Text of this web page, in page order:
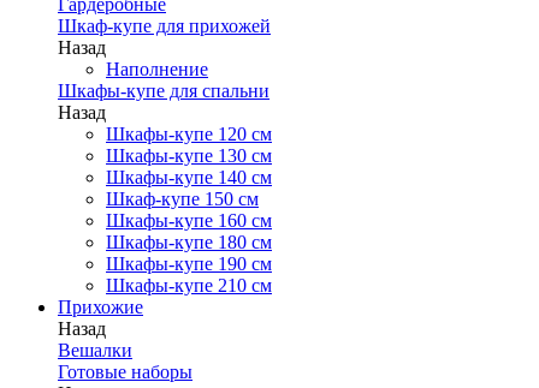
Гардеробные
Шкаф-купе для прихожей
Назад
Наполнение
Шкафы-купе для спальни
Назад
Шкафы-купе 120 см
Шкафы-купе 130 см
Шкафы-купе 140 см
Шкаф-купе 150 см
Шкафы-купе 160 см
Шкафы-купе 180 см
Шкафы-купе 190 см
Шкафы-купе 210 см
Прихожие
Назад
Вешалки
Готовые наборы